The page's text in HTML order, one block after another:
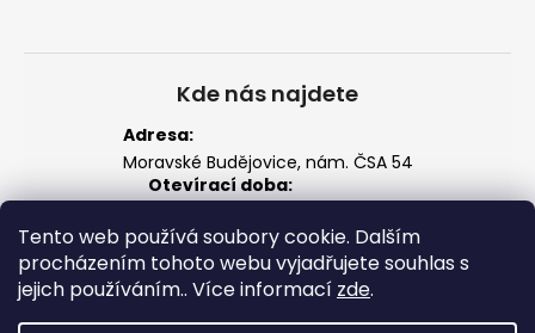
Tento web používá soubory cookie. Dalším
procházením tohoto webu vyjadřujete souhlas s
jejich používáním.. Více informací zde.
Kde nás najdete
Adresa:
Moravské Budějovice, nám. ČSA 54
Otevírací doba:
So: 8:00 – 12:00
Zobrazit na mapě